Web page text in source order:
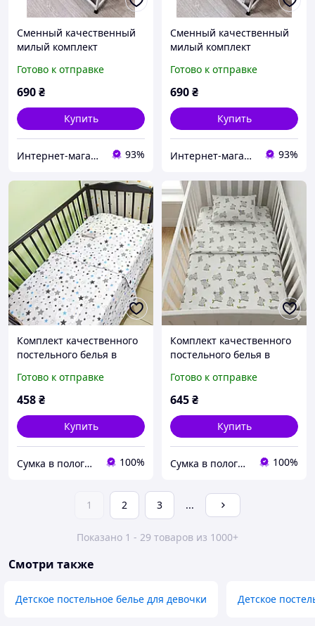
Сменный качественный
милый комплект
детскую кроватку принт
лесные зверюшки,
Готово к отправке
690₴
Купить
Интернет-магазин "GLADYS" 93%
Сменный качественный
милый комплект
детскую кроватку принт
сладкие сны милых
Готово к отправке
690₴
Купить
Интернет-магазин "GLADYS" 93%
Комплект качественного
постельного белья в
Готово к отправке
458₴
Купить
Сумка в пологовий - ОПЛАТА 7000, швидка відправка, кращий сервіс для матусь і малючків 100%
Комплект качественного
постельного белья в
Готово к отправке
645₴
Купить
Сумка в пологовий - ОПЛАТА 7000, швидка відправка, кращий сервіс для матусь і малючків 100%
1 2 3 ...
Показано 1 - 29 товаров из 1000+
Смотри также
Детское постельное белье для девочки Детское